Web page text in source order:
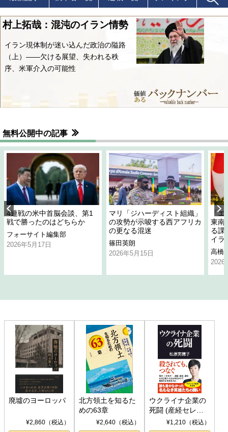
村上拓哉：混沌のイラン情勢
イラン現体制が迷い込んだ政治の隘路
（上）――欠ける展望、失われる秩
序、米軍介入の可能性
無料公開中の記事
4連戦の米中首脳会談、第1
戦で勝ったのはどちらか
フォーサイト編集部
2026年5月17日
マリ「ジハーディスト組織」
の攻勢が示唆する西アフリカ
の更なる混迷
篠田英朗
2026年5月15日
「
東南
る課
イラ
高橋
2026
廃墟のヨーロッパ
¥2,860（税込）
北方領土を知るた
めの63章
¥2,640（税込）
ウクライナ企業の
死闘 (産経セレク
ト S 039)¥1,210（税込）